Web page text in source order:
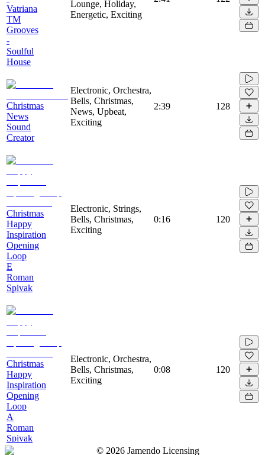
Vatriana
TM
Grooves
-
Soulful
House
Lounge, Holiday,
Energetic, Exciting
Christmas
News
Sound
Creator
Electronic, Orchestra,
Bells, Christmas,
News, Upbeat,
Exciting
2:39 128
Christmas
Happy
Inspiration
Opening
Loop
E
Roman
Spivak
Electronic, Strings,
Bells, Christmas,
Exciting
0:16 120
Christmas
Happy
Inspiration
Opening
Loop
A
Roman
Spivak
Electronic, Orchestra,
Bells, Christmas,
Exciting
0:08 120
© 2026 Jamendo Licensing